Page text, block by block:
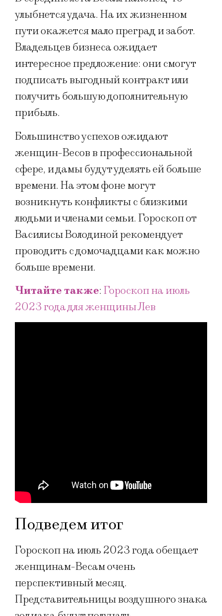
улыбнется удача. На их жизненном
пути окажется мало преград и забот.
Владельцев бизнеса ожидает
интересное предложение: они смогут
подписать выгодный контракт или
получить большую дополнительную
прибыль.
Большинство успехов ожидают
женщин-Весов в профессиональной
сфере, и дамы будут уделять ей больше
времени. На этом фоне могут
возникнуть конфликты с близкими
людьми и членами семьи. Гороскоп от
Василисы Володиной рекомендует
проводить с домочадцами как можно
больше времени.
Читайте также: Гороскоп на июль
2023 года для женщины Лев
Подведем итог
Гороскоп на июль 2023 года обещает
женщинам-Весам очень
перспективный месяц.
Представительницы воздушного знака